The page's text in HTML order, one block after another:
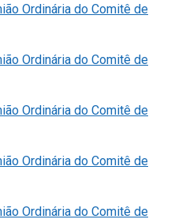
Ordinária do Comitê de
Ordinária do Comitê de
Ordinária do Comitê de
Ordinária do Comitê de
Ordinária do Comitê de